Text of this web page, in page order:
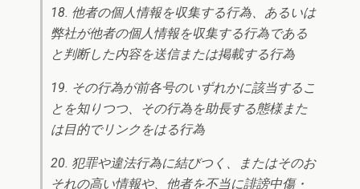
18. 他者の個人情報を収集する行為、あるいは
弊社が他者の個人情報を収集する行為である
と判断した内容を送信または掲載する行為
19. その行為が前各号のいずれかに該当するこ
とを知りつつ、その行為を助長する態様また
は目的でリンクをはる行為
20. 犯罪や違法行為に結びつく、またはそのお
それの高い情報や、他者を不当に誹謗中傷・